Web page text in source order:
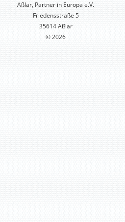
Aßlar, Partner in Europa e.V.
Friedensstraße 5
35614 Aßlar
© 2026